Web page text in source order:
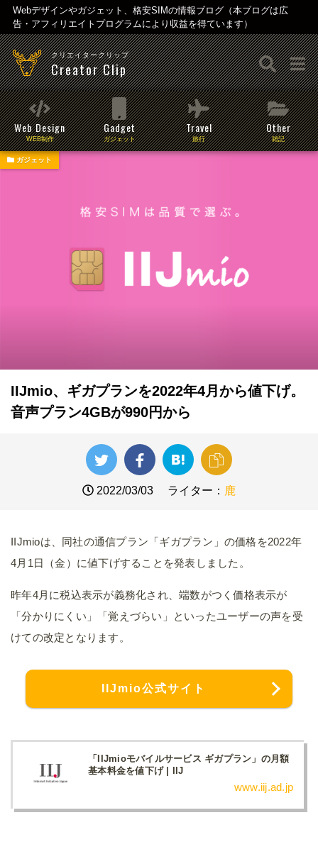
Webデザインやガジェット、格安SIMの情報ブログ（本ブログは広
告・アフィリエイトプログラムにより収益を得ています）
クリエイタークリップ
Creator Clip
Web Design
WEB制作
Gadget
ガジェット
Travel
旅行
Other
雑記
ガジェット
IIJmio、ギガプランを2022年4月から値下げ。
音声プラン4GBが990円から
2022/03/03 ライター： 鹿
IIJmioは、同社の通信プラン「ギガプラン」の価格を2022年
4月1日（金）に値下げすることを発表しました。
昨年4月に税込表示が義務化され、端数がつく価格表示が
「分かりにくい」「覚えづらい」といったユーザーの声を受
けての改定となります。
IIJmio公式サイト
「IIJmioモバイルサービス ギガプラン」の月額
基本料金を値下げ | IIJ
www.iij.ad.jp